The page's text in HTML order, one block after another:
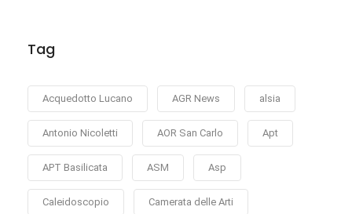
Tag
Acquedotto Lucano AGR News alsia
Antonio Nicoletti AOR San Carlo Apt
APT Basilicata ASM Asp
Caleidoscopio Camerata delle Arti